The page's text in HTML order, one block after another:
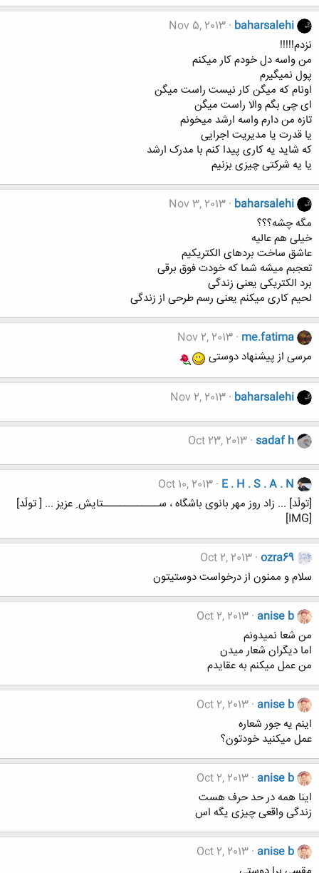
baharsalehi
Nov 5, 2013
نزدم!!!!!
من واسه دل خودم کار میکنم
پول نمیگیرم
اونام که میگن کار نیست راست میگن
ای چی بگم والا راست میگن
تازه من دارم واسه ارشد میخونم
یا قدرت یا مدیریت اجرایی
که شاید یه کاری پیدا کنم با مدرک ارشد
یا یه شرکتی چیزی بزنیم
baharsalehi
Nov 3, 2013
مگه چشه؟؟؟
خیلی هم عالیه
عاشق ساخت بردهای الکتریکیم
تعجبم میشه شما که خودت فوق برقی
برد الکتریکی یعنی زندگی
لحیم کاری میکنم یعنی رسم طرحی از زندگی
me.fatima
Nov 2, 2013
مرسی از پیشنهاد دوستی
baharsalehi
Nov 2, 2013
sadaf h
Oct 23, 2013
E . H . S . A . N
Oct 10, 2013
[تولّد] ... زاد روز مهر بانوی باشگاه ، ســـــــــــــتایش ِ عزیز ... [ تولّد]
[IMG]
ozra69
Oct 2, 2013
سلام و ممنون از درخواست دوستیتون
anise b
Oct 2, 2013
من شعا نمیدونم
اما دیگران شعار میدن
من عمل میکنم به عقایدم
anise b
Oct 2, 2013
اینم یه جور شعاره
عمل میکنید خودتون؟
anise b
Oct 2, 2013
اینا همه در حد حرف هست
زندگی واقعی چیزی یگه اس
anise b
Oct 2, 2013